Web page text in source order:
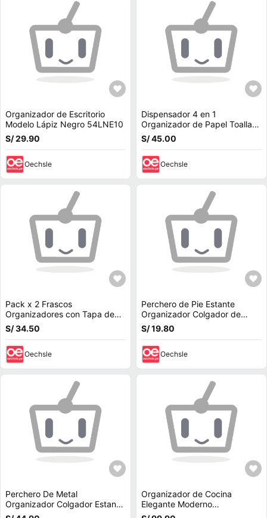
Organizador de Escritorio
Modelo Lápiz Negro 54LNE10
S/ 29.90
Oechsle
Dispensador 4 en 1
Organizador de Papel Toalla
Aluminio Film
S/ 45.00
Oechsle
Pack x 2 Frascos
Organizadores con Tapa de
Bambu
S/ 34.50
Oechsle
Perchero de Pie Estante
Organizador Colgador de
Ropa 160cm Blanco
S/ 19.80
Oechsle
Perchero De Metal
Organizador Colgador Estante
Blanco
Organizador de Cocina
Elegante Moderno
Condimentero Estante 3